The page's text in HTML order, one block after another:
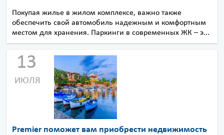
Покупая жилье в жилом комплексе, важно также
обеспечить свой автомобиль надежным и комфортным
местом для хранения. Паркинги в современных ЖК – э...
13
ИЮЛЯ
Premier поможет вам приобрести недвижимость